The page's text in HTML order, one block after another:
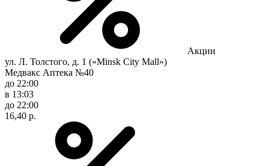
Акции
ул. Л. Толстого, д. 1 («Minsk City Mall»)
Медвакс Аптека №40
до 22:00
в 13:03
до 22:00
16,40 р.